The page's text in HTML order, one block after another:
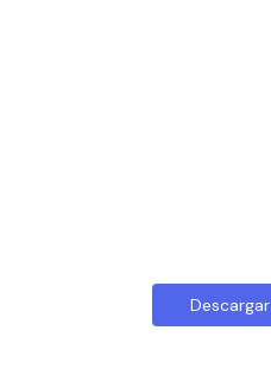
Descargar